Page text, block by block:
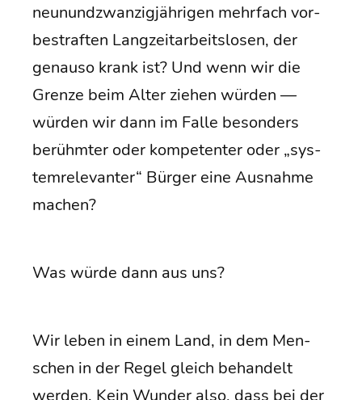
neun­und­zwan­zig­jäh­ri­gen mehr­fach vor­
be­straf­ten Lang­zeit­ar­beits­lo­sen, der
genau­so krank ist? Und wenn wir die
Gren­ze beim Alter zie­hen wür­den —
wür­den wir dann im Fal­le beson­ders
berühm­ter oder kom­pe­ten­ter oder „sys­
tem­re­le­van­ter“ Bür­ger eine Aus­nah­me
machen?
Was wür­de dann aus uns?
Wir leben in einem Land, in dem Men­
schen in der Regel gleich behan­delt
wer­den. Kein Wun­der also, dass bei der